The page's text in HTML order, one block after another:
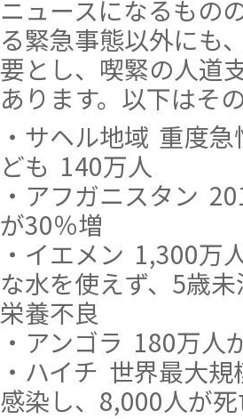
ニュースになるもの
る緊急事態以外にも
要とし、喫緊の人道
あります。以下はそ
・サヘル地域 重度
ども 140万人
・アフガニスタン
が30％増
・イエメン 1,300万
な水を使えず、5歳
栄養不良
・アンゴラ 180万人
・ハイチ 世界最大
感染し、8,000人が